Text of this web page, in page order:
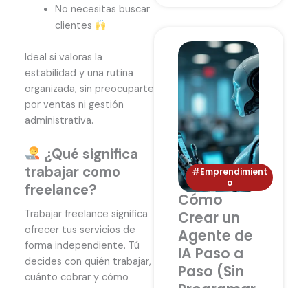
No necesitas buscar
clientes
Ideal si valoras la
estabilidad y una rutina
organizada, sin preocuparte
por ventas ni gestión
administrativa.
¿Qué significa
trabajar como
freelance?
Trabajar freelance significa
ofrecer tus servicios de
forma independiente. Tú
decides con quién trabajar,
cuánto cobrar y cómo
#Emprendimient
o
Cómo
Crear un
Agente de
IA Paso a
Paso (Sin